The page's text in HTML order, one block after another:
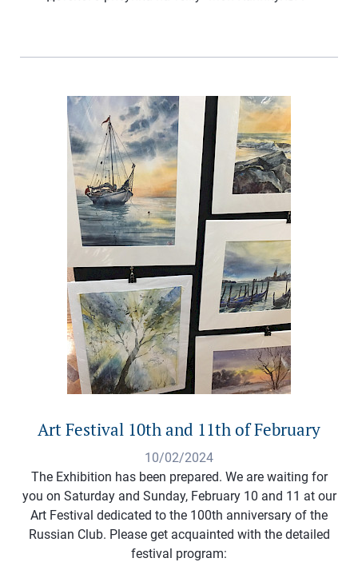
Art Festival 10th and 11th of February
10/02/2024
The Exhibition has been prepared. We are waiting for
you on Saturday and Sunday, February 10 and 11 at our
Art Festival dedicated to the 100th anniversary of the
Russian Club. Please get acquainted with the detailed
festival program: